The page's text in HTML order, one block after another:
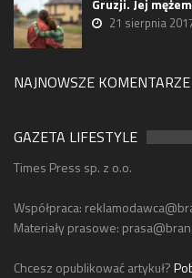
Gruzji. Jej
21 sierpnia
NAJNOWSZE KOMENTARZE
GAZETA LIFESTYLE
Times Press sp. z o.o.
Współpraca:
Materiały prasowe:
Chcesz opublikować artykuł?